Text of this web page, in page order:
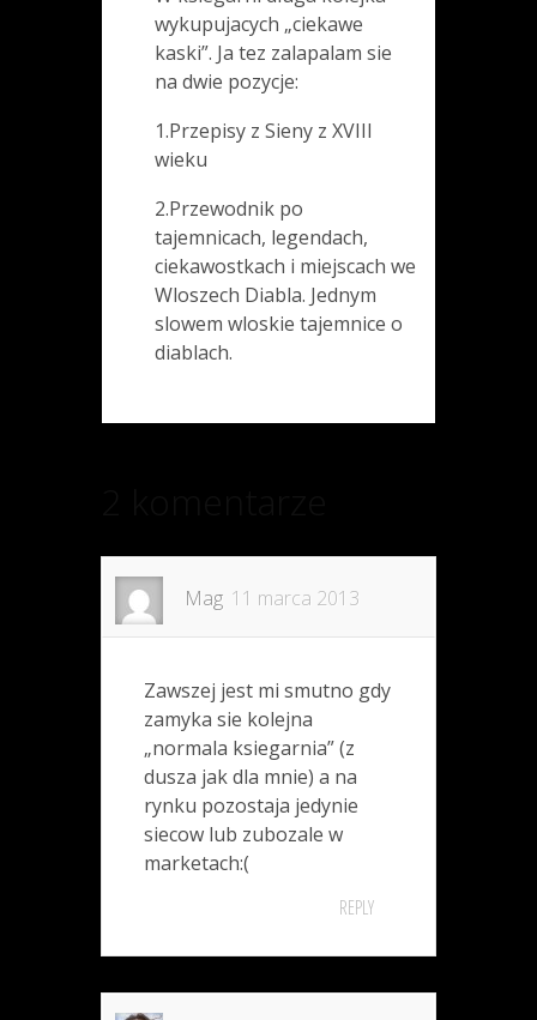
wykupujacych „ciekawe
kaski”. Ja tez zalapalam sie
na dwie pozycje:
1.Przepisy z Sieny z XVIII
wieku
2.Przewodnik po
tajemnicach, legendach,
ciekawostkach i miejscach we
Wloszech Diabla. Jednym
slowem wloskie tajemnice o
diablach.
Mag 11 marca 2013
Zawszej jest mi smutno gdy
zamyka sie kolejna
„normala ksiegarnia” (z
dusza jak dla mnie) a na
rynku pozostaja jedynie
siecow lub zubozale w
marketach:(
REPLY